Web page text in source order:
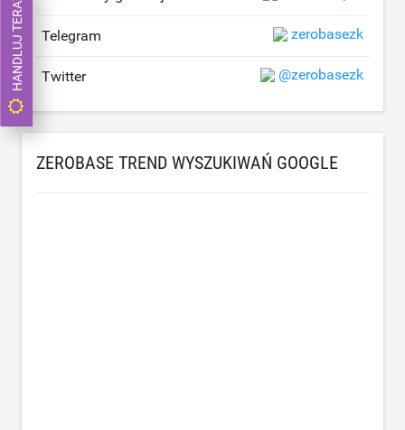
Telegram zerobasezk
Twitter @zerobasezk
ZEROBASE TREND WYSZUKIWAŃ GOOGLE
HANDLUJ TERAZ